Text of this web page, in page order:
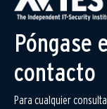
Póngase
contacto
Para cualquier